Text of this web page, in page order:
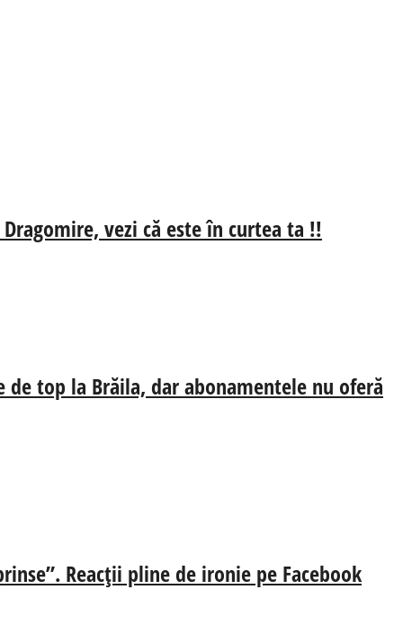
vezi că este în curtea ta !!
de top la Brăila, dar abonamentele nu oferă
Reacții pline de ironie pe Facebook